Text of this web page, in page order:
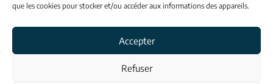
que les cookies pour stocker et/ou accéder aux informations des appareils.
Accepter
Refuser
Contacts